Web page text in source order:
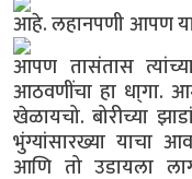
आहे.लहानपणी आपण
आपण तासंतास
आठवणींचा हा धा्गा.
खेळायचो. बोरीच्या
भुंग्यांसारख्या याचा
आणि तो उडायला